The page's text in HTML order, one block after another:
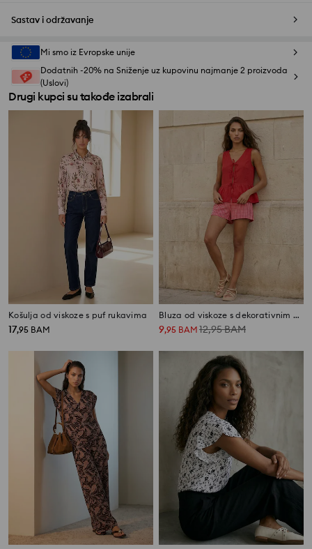
Sastav i održavanje
Mi smo iz Evropske unije
Dodatnih -20% na Sniženje uz kupovinu najmanje 2 proizvoda
(Uslovi)
Drugi kupci su takođe izabrali
Košulja od viskoze s puf rukavima
17,95 BAM
Bluza od viskoze s dekorativnim vezicama
9,95 BAM 12,95BAM